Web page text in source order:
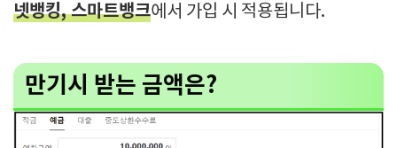
넷뱅킹, 스마트뱅크에서 가입 시 적용됩니다.
만기시 받는 금액은?